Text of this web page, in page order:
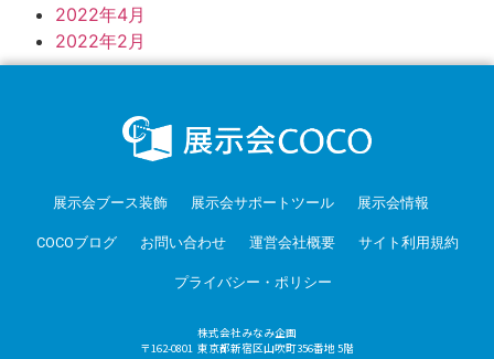
2022年4月
2022年2月
展示会ブース装飾 展示会サポートツール 展示会情報
COCOブログ お問い合わせ 運営会社概要 サイト利用規約
プライバシー・ポリシー
株式会社みなみ企画
〒162-0801 東京都新宿区山吹町356番地 5階